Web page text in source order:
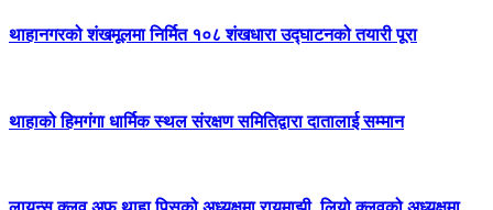
थाहानगरको शंखमूलमा निर्मित १०८ शंखधारा उद्घाटनको तयारी पूरा
थाहाको हिमगंगा धार्मिक स्थल संरक्षण समितिद्वारा दातालाई सम्मान